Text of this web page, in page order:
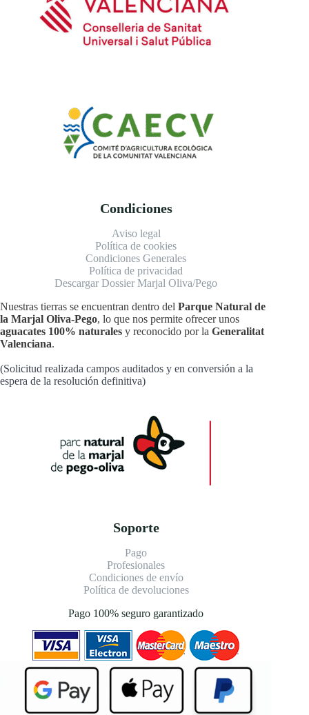
Condiciones
Aviso legal
Política de cookies
Condiciones Generales
Política de privacidad
Descargar Dossier Marjal Oliva/Pego
Nuestras tierras se encuentran dentro del Parque Natural de
la Marjal Oliva-Pego, lo que nos permite ofrecer unos
aguacates 100% naturales y reconocido por la Generalitat
Valenciana.
(Solicitud realizada campos auditados y en conversión a la
espera de la resolución definitiva)
Soporte
Pago
Profesionales
Condiciones de envío
Política de devoluciones
Pago 100% seguro garantizado